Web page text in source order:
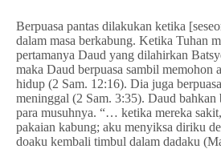
Berpuasa pantas dilakukan ketika
dalam masa berkabung. Ketika Tuhan
pertamanya Daud yang dilahirkan
maka Daud berpuasa sambil memohon
hidup (2 Sam. 12:16). Dia juga
meninggal (2 Sam. 3:35). Daud bahkan
para musuhnya. “… ketika mereka
pakaian kabung; aku menyiksa diriku
doaku kembali timbul dalam dadaku